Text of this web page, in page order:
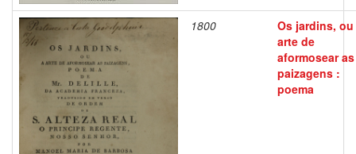
1800
Os jardins, ou
arte de
aformosear as
paizagens :
poema